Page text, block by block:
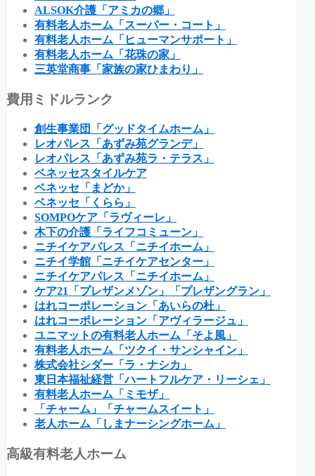
ALSOK介護「アミカの郷」
有料老人ホーム「スーパー・コート」
有料老人ホーム「ヒューマンサポート」
有料老人ホーム「花珠の家」
三英堂商事「家族の家ひまわり」
費用ミドルランク
創生事業団「グッドタイムホーム」
レオパレス「あずみ苑グランデ」
レオパレス「あずみ苑ラ・テラス」
ベネッセスタイルケア
ベネッセ「まどか」
ベネッセ「くらら」
SOMPOケア「ラヴィーレ」
木下の介護「ライフコミューン」
ニチイケアパレス「ニチイホーム」
ニチイ学館「ニチイケアセンター」
ニチイケアパレス「ニチイホーム」
ケア21「プレザンメゾン」「プレザングラン」
はれコーポレーション「あいらの杜」
はれコーポレーション「アヴィラージュ」
ユニマットの有料老人ホーム「そよ風」
有料老人ホーム「ツクイ・サンシャイン」
株式会社シダー「ラ・ナシカ」
東日本福祉経営「ハートフルケア・リーシェ」
有料老人ホーム「ミモザ」
「チャーム」「チャームスイート」
老人ホーム「しまナーシングホーム」
高級有料老人ホーム